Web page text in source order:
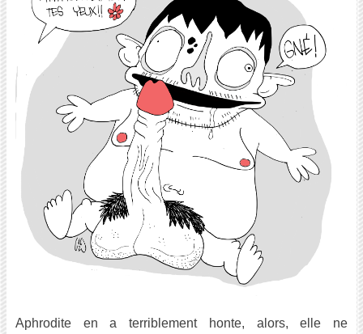
Aphrodite en a terriblement honte, alors, elle ne